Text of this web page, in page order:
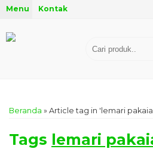
Menu Kontak
Beranda » Article tag in 'lemari
Tags lemari